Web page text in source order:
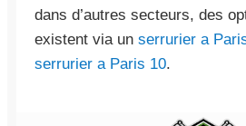
dans d’autres secteurs, des
existent via un serrurier a
serrurier a Paris 10.